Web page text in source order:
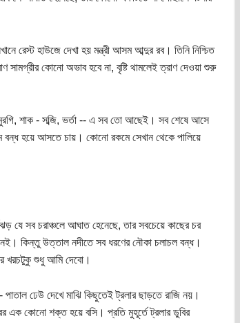
রেস্ট হাউজে দেখা হয় মন্ত্রী আসম আব্দুর রব। তিনি নিশ্চিত
সামগ্রীর কোনো অভাব হবে না, বৃষ্টি থামলেই ত্রাণ দেওয়া শুরু
মুরগি, শাক - সব্জি, ভর্তা -- এ সব তো আছেই। সব শেষে আসে
বন্ধ হয়ে আসতে চায়। কোনো রকমে সেখান থেকে পালিয়ে
যে সব চরাঞ্চলে আঘাত হেনেছে, তার সবচেয়ে কাছের চর
নেই। কিন্তু উত্তাল নদীতে সব ধরণের নৌকা চলাচল বন্ধ।
খরচটুকু শুধু আমি দেবো।
ঢেউ দেখে মাঝি কিছুতেই ট্রলার ছাড়তে রাজি নয়।
এক কোনো শক্ত হয়ে বসি। প্রতি মুহূর্তে ট্রলার ডুবির